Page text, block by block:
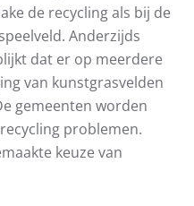
de recycling als bij de
Anderzijds
dat er op meerdere
van kunstgrasvelden
gemeenten worden
problemen.
keuze van